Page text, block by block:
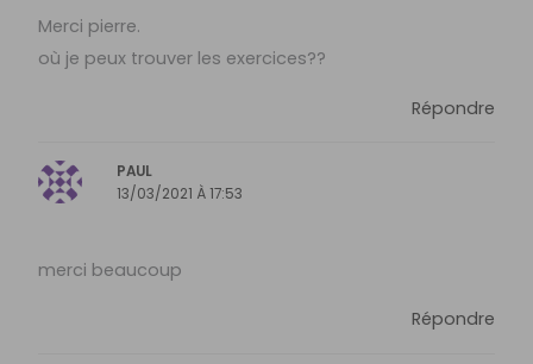
Merci pierre.
où je peux trouver les exercices??
Répondre
PAUL
13/03/2021 À 17:53
merci beaucoup
Répondre